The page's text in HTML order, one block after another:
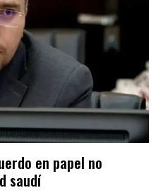
en papel no
saudí